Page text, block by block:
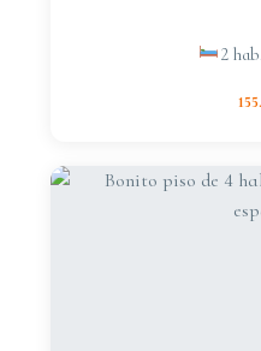
2 hab.